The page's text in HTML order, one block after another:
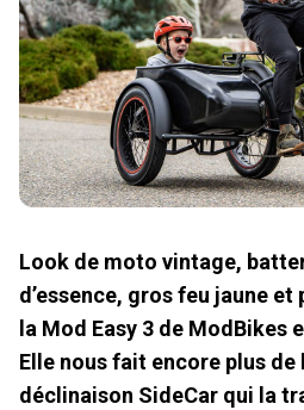
Look de moto vintage,
d’essence, gros feu jaune
la Mod Easy 3 de ModBikes
Elle nous fait encore plus de
déclinaison SideCar qui la